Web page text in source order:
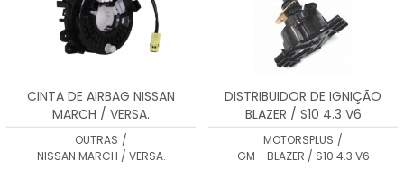
CINTA DE AIRBAG NISSAN
MARCH / VERSA.
OUTRAS /
NISSAN MARCH / VERSA.
DISTRIBUIDOR DE IGNIÇÃO
BLAZER / S10 4.3 V6
MOTORSPLUS /
GM - BLAZER / S10 4.3 V6